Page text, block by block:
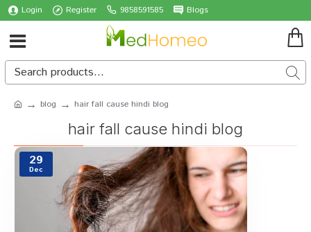
Login Register 9858591585 Blogs
blog hair fall cause hindi blog
hair fall cause hindi blog
29
Dec